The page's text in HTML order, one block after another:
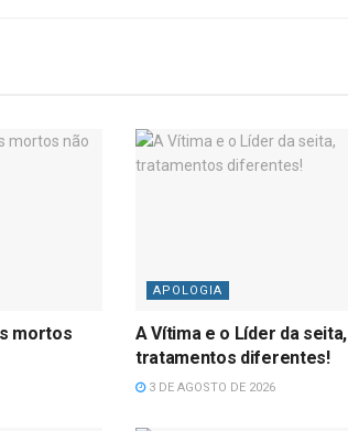
mortos
APOLOGIA
A Vítima e o Líder da seita,
tratamentos diferentes!
3 DE AGOSTO DE 2026